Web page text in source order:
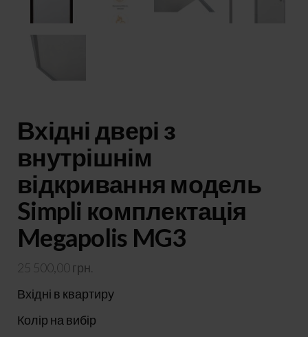
Вхідні двері з
внутрішнім
відкривання модель
Simpli комплектація
Megapolis MG3
25 500,00грн.
Вхідні в квартиру
Колір на вибір